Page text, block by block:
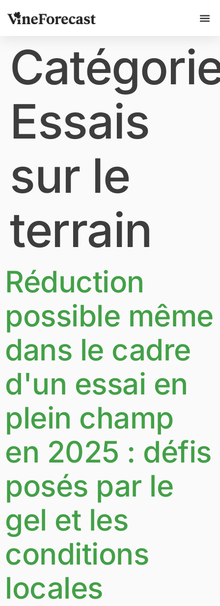
Essais
sur le
terrain
Réduction
possible même
dans le cadre
d'un essai en
plein champ
en 2025 : défis
posés par le
gel et les
conditions
locales